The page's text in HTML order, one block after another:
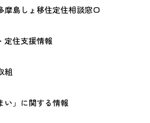
摩島しょ移住定住相談窓口
定住支援情報
組
い」に関する情報